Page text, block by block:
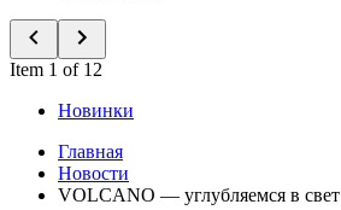
Item 1 of 12
Новинки
Главная
Новости
VOLCANO — углубляемся в свет